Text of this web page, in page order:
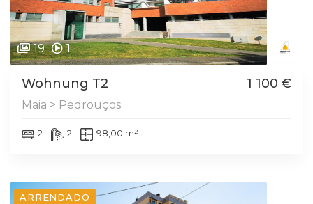
19 1
Wohnung T2 1 100 €
Maia > Pedrouços
2 2 98,00 m²
ARRENDADO